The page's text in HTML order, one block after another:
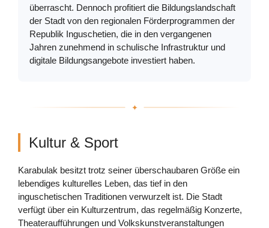
überrascht. Dennoch profitiert die Bildungslandschaft
der Stadt von den regionalen Förderprogrammen der
Republik Inguschetien, die in den vergangenen
Jahren zunehmend in schulische Infrastruktur und
digitale Bildungsangebote investiert haben.
Kultur & Sport
Karabulak besitzt trotz seiner überschaubaren Größe ein
lebendiges kulturelles Leben, das tief in den
inguschetischen Traditionen verwurzelt ist. Die Stadt
verfügt über ein Kulturzentrum, das regelmäßig Konzerte,
Theateraufführungen und Volkskunstveranstaltungen